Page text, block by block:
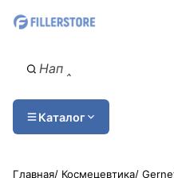
Каталог
Главная/ Космецевтика/